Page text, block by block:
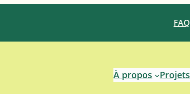
FAQ
À propos Projets